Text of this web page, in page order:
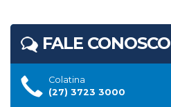
FALE CONOSCO
Colatina
(27) 3723 3000